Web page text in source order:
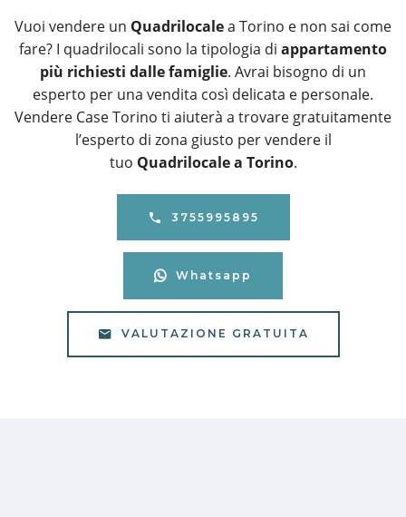
Vuoi vendere un Quadrilocalea Torino e non sai come
fare? I quadrilocali sono la tipologia di appartamento
più richiesti dalle famiglie. Avrai bisogno di un
esperto per una vendita così delicata e personale.
Vendere Case Torino ti aiuterà a trovare gratuitamente
l’esperto di zona giusto per vendere il
tuo Quadrilocale a Torino.
3755995895
Whatsapp
VALUTAZIONE GRATUITA